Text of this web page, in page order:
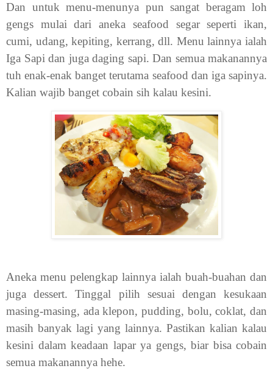
Dan untuk menu-menunya pun sangat beragam loh
gengs mulai dari aneka seafood segar seperti ikan,
cumi, udang, kepiting, kerrang, dll. Menu lainnya ialah
Iga Sapi dan juga daging sapi. Dan semua makanannya
tuh enak-enak banget terutama seafood dan iga sapinya.
Kalian wajib banget cobain sih kalau kesini.
Aneka menu pelengkap lainnya ialah buah-buahan dan
juga dessert. Tinggal pilih sesuai dengan kesukaan
masing-masing, ada klepon, pudding, bolu, coklat, dan
masih banyak lagi yang lainnya. Pastikan kalian kalau
kesini dalam keadaan lapar ya gengs, biar bisa cobain
semua makanannya hehe.